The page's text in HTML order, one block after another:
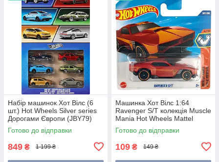
Набір машинок Хот Вілс (6
шт.) Hot Wheels Silver series
Дорогами Європи (JBY79)
Готово до відправки
849 ₴ 1 199 ₴
Машинка Хот Вілс 1:64
Ravenger S/T колекція Muscle
Mania Hot Wheels Mattel
JBC14
Готово до відправки
109 ₴ 149 ₴